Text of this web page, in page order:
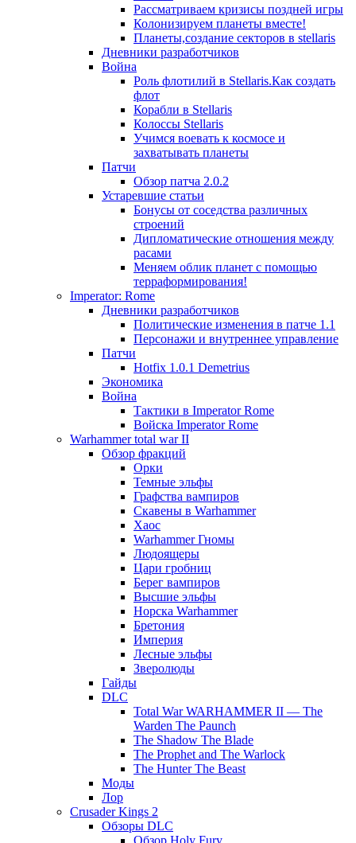
Рассматриваем кризисы поздней игры
Колонизируем планеты вместе!
Планеты,создание секторов в stellaris
Дневники разработчиков
Война
Роль флотилий в Stellaris.Как создать
флот
Корабли в Stellaris
Колоссы Stellaris
Учимся воевать к космосе и
захватывать планеты
Патчи
Обзор патча 2.0.2
Устаревшие статьи
Бонусы от соседства различных
строений
Дипломатические отношения между
расами
Меняем облик планет с помощью
терраформирования!
Imperator: Rome
Дневники разработчиков
Политические изменения в патче 1.1
Персонажи и внутреннее управление
Патчи
Hotfix 1.0.1 Demetrius
Экономика
Война
Тактики в Imperator Rome
Войска Imperator Rome
Warhammer total war II
Обзор фракций
Орки
Темные эльфы
Графства вампиров
Cкавены в Warhammer
Хаос
Warhammer Гномы
Людоящеры
Цари гробниц
Берег вампиров
Высшие эльфы
Норска Warhammer
Бретония
Империя
Лесные эльфы
Зверолюды
Гайды
DLC
Total War WARHAMMER II — The
Warden The Paunch
The Shadow The Blade
The Prophet and The Warlock
The Hunter The Beast
Моды
Лор
Crusader Kings 2
Обзоры DLC
Обзор Holy Fury